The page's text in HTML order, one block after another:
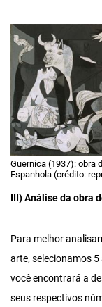
Guernica (1937): obra
Espanhola (crédito:
III) Análise da obra
Para melhor
arte, selecionamos
você encontrará a
seus respectivos